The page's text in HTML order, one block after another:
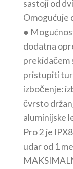
sastoji od
Omogućuje
●
dodatna
prekidačem
pristupiti
izbočenje:
čvrsto
aluminijske
Pro 2 je
udar od 1